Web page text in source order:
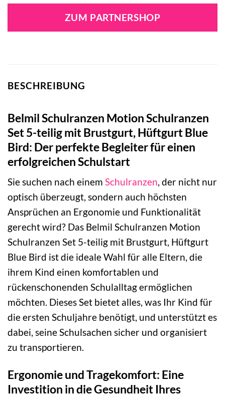
ZUM PARTNERSHOP
BESCHREIBUNG
Belmil Schulranzen Motion Schulranzen
Set 5-teilig mit Brustgurt, Hüftgurt Blue
Bird: Der perfekte Begleiter für einen
erfolgreichen Schulstart
Sie suchen nach einem Schulranzen, der nicht nur
optisch überzeugt, sondern auch höchsten
Ansprüchen an Ergonomie und Funktionalität
gerecht wird? Das Belmil Schulranzen Motion
Schulranzen Set 5-teilig mit Brustgurt, Hüftgurt
Blue Bird ist die ideale Wahl für alle Eltern, die
ihrem Kind einen komfortablen und
rückenschonenden Schulalltag ermöglichen
möchten. Dieses Set bietet alles, was Ihr Kind für
die ersten Schuljahre benötigt, und unterstützt es
dabei, seine Schulsachen sicher und organisiert
zu transportieren.
Ergonomie und Tragekomfort: Eine
Investition in die Gesundheit Ihres